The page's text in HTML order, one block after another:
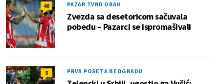
48 PAZAR TVRD ORAH
Zvezda sa desetoricom sačuvala
pobedu – Pazarci se ispromašivali
8 PRVA POSETA BEOGRADU